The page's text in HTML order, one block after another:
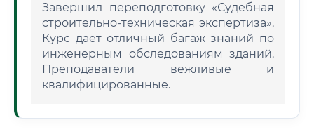
Завершил переподготовку «Судебная
строительно-техническая экспертиза».
Курс дает отличный багаж знаний по
инженерным обследованиям зданий.
Преподаватели вежливые и
квалифицированные.